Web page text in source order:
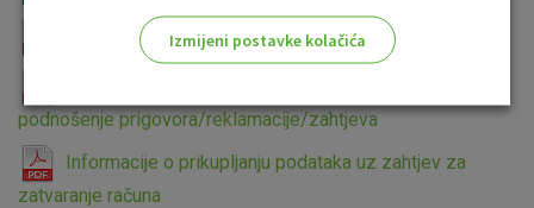
Informacije o prikupljanju podataka za štednju
podnošenje prigovora/reklamacije/zahtjeva
Informacije o prikupljanju podataka uz zahtjev za
zatvaranje računa
Izmijeni postavke kolačića